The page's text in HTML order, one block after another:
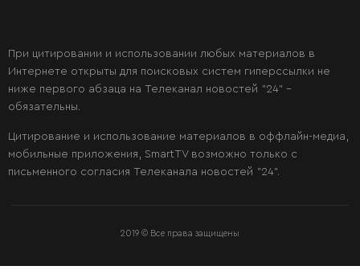
Салаты
При цитировании и использовании любых материалов в
Интернете открыты для поисковых систем гиперссылки не
ниже первого абзаца на Телеканал новостей "24" -
обязательны.
Цитирование и использование материалов в оффлайн-медиа,
мобильные приложения, SmartTV возможно только с
письменного согласия Телеканала новостей "24".
2019 © Все права защищены